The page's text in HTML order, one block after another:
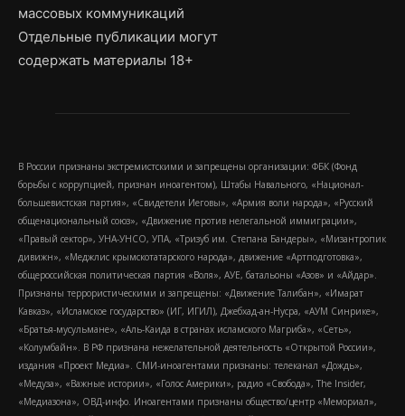
массовых коммуникаций
Отдельные публикации могут
содержать материалы 18+
В России признаны экстремистскими и запрещены организации: ФБК (Фонд
борьбы с коррупцией, признан иноагентом), Штабы Навального, «Национал-
большевистская партия», «Свидетели Иеговы», «Армия воли народа», «Русский
общенациональный союз», «Движение против нелегальной иммиграции»,
«Правый сектор», УНА-УНСО, УПА, «Тризуб им. Степана Бандеры», «Мизантропик
дивижн», «Меджлис крымскотатарского народа», движение «Артподготовка»,
общероссийская политическая партия «Воля», АУЕ, батальоны «Азов» и «Айдар».
Признаны террористическими и запрещены: «Движение Талибан», «Имарат
Кавказ», «Исламское государство» (ИГ, ИГИЛ), Джебхад-ан-Нусра, «АУМ Синрике»,
«Братья-мусульмане», «Аль-Каида в странах исламского Магриба», «Сеть»,
«Колумбайн». В РФ признана нежелательной деятельность «Открытой России»,
издания «Проект Медиа». СМИ-иноагентами признаны: телеканал «Дождь»,
«Медуза», «Важные истории», «Голос Америки», радио «Свобода», The Insider,
«Медиазона», ОВД-инфо. Иноагентами признаны общество/центр «Мемориал»,